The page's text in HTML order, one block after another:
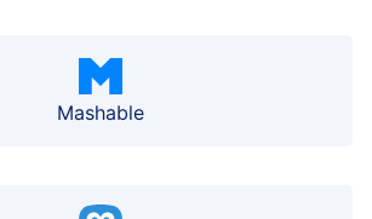
Mashable